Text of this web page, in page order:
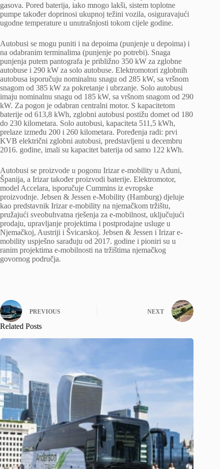
gasova. Pored baterija, iako mnogo lakši, sistem toplotne
pumpe također doprinosi ukupnoj težini vozila, osiguravajući
ugodne temperature u unutrašnjosti tokom cijele godine.
Autobusi se mogu puniti i na depoima (punjenje u depoima) i
na odabranim terminalima (punjenje po potrebi). Snaga
punjenja putem pantografa je približno 350 kW za zglobne
autobuse i 290 kW za solo autobuse. Elektromotori zglobnih
autobusa isporučuju nominalnu snagu od 285 kW, sa vršnom
snagom od 385 kW za pokretanje i ubrzanje. Solo autobusi
imaju nominalnu snagu od 185 kW, sa vršnom snagom od 290
kW. Za pogon je odabran centralni motor. S kapacitetom
baterije od 613,8 kWh, zglobni autobusi postižu domet od 180
do 230 kilometara. Solo autobusi, kapaciteta 511,5 kWh,
prelaze između 200 i 260 kilometara. Poređenja radi: prvi
KVB električni zglobni autobusi, predstavljeni u decembru
2016. godine, imali su kapacitet baterija od samo 122 kWh.
Autobusi se proizvode u pogonu Irizar e-mobility u Aduni,
Španija, a Irizar također proizvodi baterije. Elektromotor,
model Accelara, isporučuje Cummins iz evropske
proizvodnje. Jebsen & Jessen e-Mobility (Hamburg) djeluje
kao predstavnik Irizar e-mobility na njemačkom tržištu,
pružajući sveobuhvatna rješenja za e-mobilnost, uključujući
prodaju, upravljanje projektima i postprodajne usluge u
Njemačkoj, Austriji i Švicarskoj. Jebsen & Jessen i Irizar e-
mobility uspješno sarađuju od 2017. godine i pioniri su u
ranim projektima e-mobilnosti na tržištima njemačkog
govornog područja.
PREVIOUS NEXT
Related Posts